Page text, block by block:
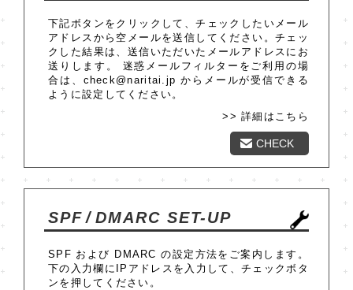
下記ボタンをクリックして、チェックしたいメール
アドレスから空メールを送信してください。チェッ
クした結果は、送信いただいたメールアドレスにお
送りします。 迷惑メールフィルターをご利用の場
合は、check@naritai.jp からメールが受信できる
ように設定してください。
>> 詳細はこちら
CHECK
SPF /DMARC SET-UP
SPF および DMARC の設定方法をご案内します。
下の入力欄にIPアドレスを入力して、チェックボタ
ンを押してください。